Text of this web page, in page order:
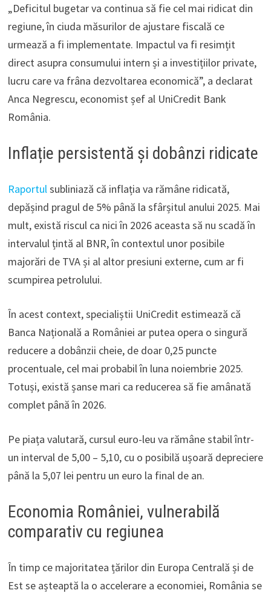
„Deficitul bugetar va continua să fie cel mai ridicat din
regiune, în ciuda măsurilor de ajustare fiscală ce
urmează a fi implementate. Impactul va fi resimțit
direct asupra consumului intern și a investițiilor private,
lucru care va frâna dezvoltarea economică”, a declarat
Anca Negrescu, economist șef al UniCredit Bank
România.
Inflație persistentă și dobânzi ridicate
Raportulsubliniază că inflația va rămâne ridicată,
depășind pragul de 5% până la sfârșitul anului 2025. Mai
mult, există riscul ca nici în 2026 aceasta să nu scadă în
intervalul țintă al BNR, în contextul unor posibile
majorări de TVA și al altor presiuni externe, cum ar fi
scumpirea petrolului.
În acest context, specialiștii UniCredit estimează că
Banca Națională a României ar putea opera o singură
reducere a dobânzii cheie, de doar 0,25 puncte
procentuale, cel mai probabil în luna noiembrie 2025.
Totuși, există șanse mari ca reducerea să fie amânată
complet până în 2026.
Pe piața valutară, cursul euro-leu va rămâne stabil într-
un interval de 5,00 – 5,10, cu o posibilă ușoară depreciere
până la 5,07 lei pentru un euro la final de an.
Economia României, vulnerabilă
comparativ cu regiunea
În timp ce majoritatea țărilor din Europa Centrală și de
Est se așteaptă la o accelerare a economiei, România se